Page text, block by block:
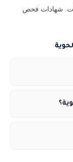
شهادات فحص